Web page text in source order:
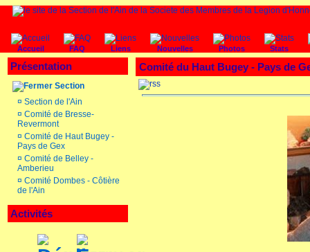
Accueil FAQ Liens Nouvelles Photos Stats
Présentation
Section
¤ Section de l'Ain
¤ Comité de Bresse-
Revermont
¤ Comité de Haut Bugey -
Pays de Gex
¤ Comité de Belley -
Amberieu
¤ Comité Dombes - Côtière
de l'Ain
Activités
Comité du Haut Bugey - Pays de